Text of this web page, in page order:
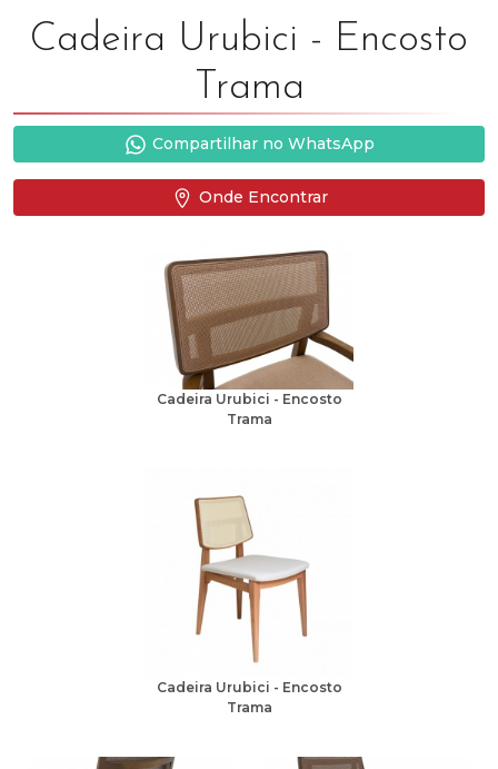
Cadeira Urubici - Encosto
Trama
Compartilhar no WhatsApp
Onde Encontrar
Cadeira Urubici - Encosto
Trama
Cadeira Urubici - Encosto
Trama